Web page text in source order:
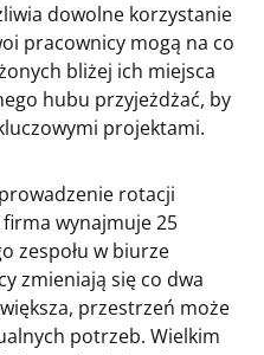
dowolne korzystanie
pracownicy mogą na co
bliżej ich miejsca
hubu przyjeżdżać, by
projektami.
rotacji
wynajmuje 25
zespołu w biurze
zmieniają się co dwa
przestrzeń może
potrzeb. Wielkim